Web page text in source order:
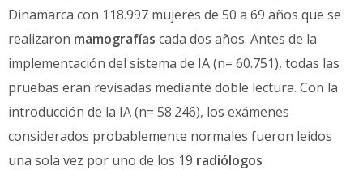
Dinamarca con 118.997 mujeres de 50 a 69 años que se
realizaron mamografías cada dos años. Antes de la
implementación del sistema de IA (n= 60.751), todas las
pruebas eran revisadas mediante doble lectura. Con la
introducción de la IA (n= 58.246), los exámenes
considerados probablemente normales fueron leídos
una sola vez por uno de los 19 radiólogos